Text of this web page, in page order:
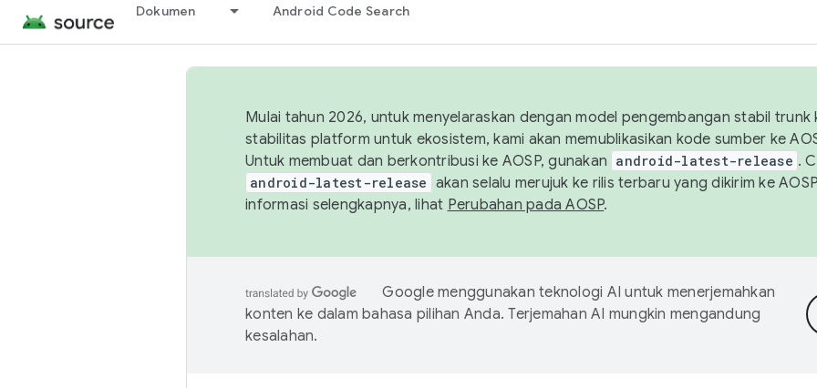
Dokumen Android Code Search
Mulai tahun 2026, untuk menyelaraskan dengan model pengembangan stabil trunk
stabilitas platform untuk ekosistem, kami akan memublikasikan kode sumber ke
Untuk membuat dan berkontribusi ke AOSP, gunakan android-latest-release .
android-latest-release akan selalu merujuk ke rilis terbaru yang dikirim ke
informasi selengkapnya, lihat Perubahan pada AOSP.
Google menggunakan teknologi AI untuk menerjemahkan
konten ke dalam bahasa pilihan Anda. Terjemahan AI mungkin mengandung
kesalahan.